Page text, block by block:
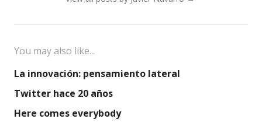
You may also like...
La innovación: pensamiento lateral
Twitter hace 20 años
Here comes everybody